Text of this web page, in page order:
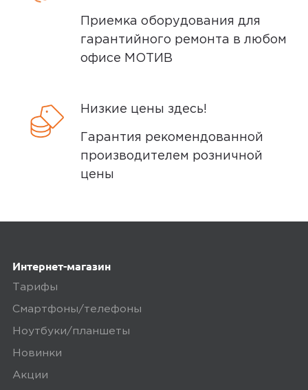
Екатеринбурге, Нижнем Тагиле, Кургане
и Сургуте.
включен комплект подключения SIM-
карты. Если сумма заказа менее 3000
рублей, то стоимость доставки 300
осмотр не более 15 минут.
В нашем интернет-магазине весь товар
проходит предпродажную проверку. Мы
осматриваем технику на внешние
дефекты, проверяем комплектацию,
Приемка оборудования для
гарантийного ремонта в любом
офисе МОТИВ
Низкие цены здесь!
Гарантия рекомендованной
производителем розничной
цены
Интернет-магазин
Тарифы
Смартфоны/телефоны
Ноутбуки/планшеты
Новинки
Акции